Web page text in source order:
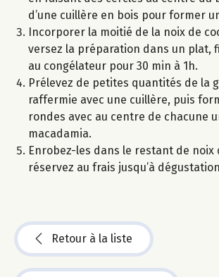
d’une cuillère en bois pour former
Incorporer la moitié de la noix de
versez la préparation dans un plat,
au congélateur pour 30 min à 1h.
Prélevez de petites quantités de la
raffermie avec une cuillère, puis
rondes avec au centre de chacune
macadamia.
Enrobez-les dans le restant de noix
réservez au frais jusqu’à
Retour à la liste